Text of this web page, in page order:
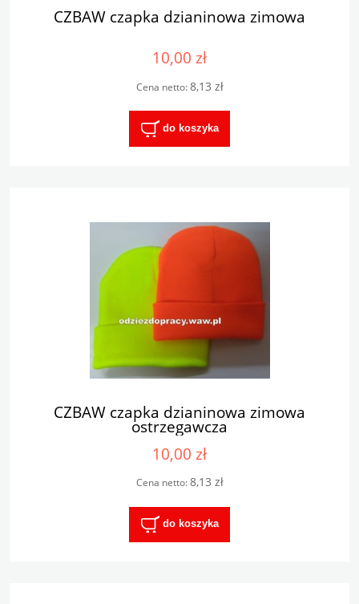
CZBAW czapka dzianinowa zimowa
10,00 zł
Cena netto:8,13 zł
do koszyka
CZBAW czapka dzianinowa zimowa
ostrzegawcza
10,00 zł
Cena netto:8,13 zł
do koszyka